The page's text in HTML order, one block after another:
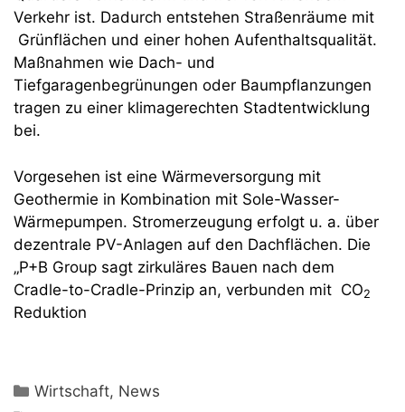
Verkehr ist. Dadurch entstehen Straßenräume mit
Grünflächen und einer hohen Aufenthaltsqualität.
Maßnahmen wie Dach- und
Tiefgaragenbegrünungen oder Baumpflanzungen
tragen zu einer klimagerechten Stadtentwicklung
bei.
Vorgesehen ist eine Wärmeversorgung mit
Geothermie in Kombination mit Sole-Wasser-
Wärmepumpen. Stromerzeugung erfolgt u. a. über
dezentrale PV-Anlagen auf den Dachflächen. Die
„P+B Group sagt zirkuläres Bauen nach dem
Cradle-to-Cradle-Prinzip an, verbunden mit CO2
Reduktion
Kategorien
Wirtschaft, News